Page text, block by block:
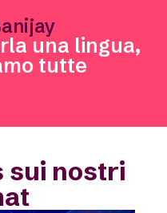
una lingua,
tutte
sui nostri